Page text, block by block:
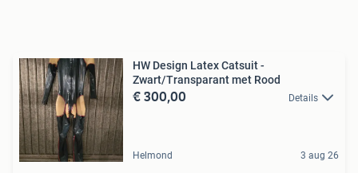
HW Design Latex Catsuit -
Zwart/Transparant met Rood
€ 300,00 Details
Helmond 3 aug 26